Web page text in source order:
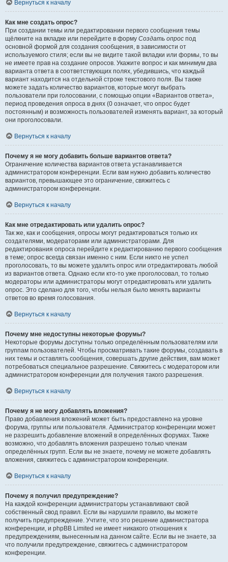
Вернуться к началу
Как мне создать опрос?
При создании темы или редактировании первого сообщения темы
щёлкните на вкладке или перейдите в форму Создать опрос под
основной формой для создания сообщения, в зависимости от
используемого стиля; если вы не видите такой вкладки или формы, то вы
не имеете прав на создание опросов. Укажите вопрос и как минимум два
варианта ответа в соответствующих полях, убедившись, что каждый
вариант находится на отдельной строке текстового поля. Вы также
можете задать количество вариантов, которые могут выбрать
пользователи при голосовании, с помощью опции «Вариантов ответа»,
период проведения опроса в днях (0 означает, что опрос будет
постоянным) и возможность пользователей изменять вариант, за который
они проголосовали.
Вернуться к началу
Почему я не могу добавить больше вариантов ответа?
Ограничение количества вариантов ответа устанавливается
администратором конференции. Если вам нужно добавить количество
вариантов, превышающее это ограничение, свяжитесь с
администратором конференции.
Вернуться к началу
Как мне отредактировать или удалить опрос?
Так же, как и сообщения, опросы могут редактироваться только их
создателями, модераторами или администраторами. Для
редактирования опроса перейдите к редактированию первого сообщения
в теме; опрос всегда связан именно с ним. Если никто не успел
проголосовать, то вы можете удалить опрос или отредактировать любой
из вариантов ответа. Однако если кто-то уже проголосовал, то только
модераторы или администраторы могут отредактировать или удалить
опрос. Это сделано для того, чтобы нельзя было менять варианты
ответов во время голосования.
Вернуться к началу
Почему мне недоступны некоторые форумы?
Некоторые форумы доступны только определённым пользователям или
группам пользователей. Чтобы просматривать такие форумы, создавать в
них темы и оставлять сообщения, совершать другие действия, вам может
потребоваться специальное разрешение. Свяжитесь с модератором или
администратором конференции для получения такого разрешения.
Вернуться к началу
Почему я не могу добавлять вложения?
Право добавления вложений может быть предоставлено на уровне
форума, группы или пользователя. Администратор конференции может
не разрешить добавление вложений в определённых форумах. Также
возможно, что добавлять вложения разрешено только членам
определённых групп. Если вы не знаете, почему не можете добавлять
вложения, свяжитесь с администратором конференции.
Вернуться к началу
Почему я получил предупреждение?
На каждой конференции администраторы устанавливают свой
собственный свод правил. Если вы нарушили правило, вы можете
получить предупреждение. Учтите, что это решение администратора
конференции, и phpBB Limited не имеет никакого отношения к
предупреждениям, вынесенным на данном сайте. Если вы не знаете, за
что получили предупреждение, свяжитесь с администратором
конференции.